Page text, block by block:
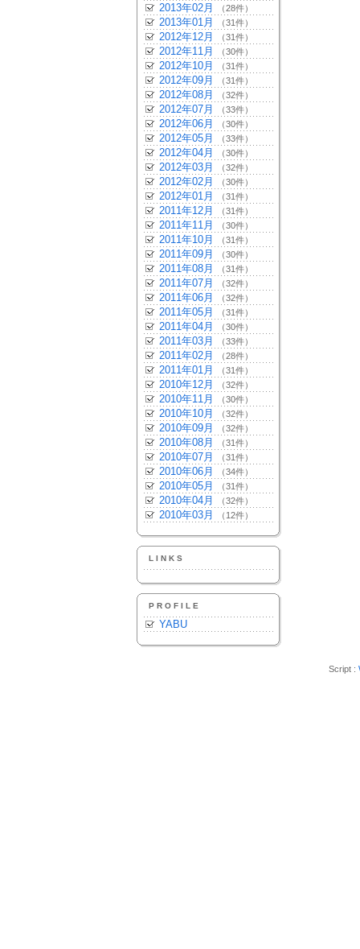
2013年02月 （28件）
2013年01月 （31件）
2012年12月 （31件）
2012年11月 （30件）
2012年10月 （31件）
2012年09月 （31件）
2012年08月 （32件）
2012年07月 （33件）
2012年06月 （30件）
2012年05月 （33件）
2012年04月 （30件）
2012年03月 （32件）
2012年02月 （30件）
2012年01月 （31件）
2011年12月 （31件）
2011年11月 （30件）
2011年10月 （31件）
2011年09月 （30件）
2011年08月 （31件）
2011年07月 （32件）
2011年06月 （32件）
2011年05月 （31件）
2011年04月 （30件）
2011年03月 （33件）
2011年02月 （28件）
2011年01月 （31件）
2010年12月 （32件）
2010年11月 （30件）
2010年10月 （32件）
2010年09月 （32件）
2010年08月 （31件）
2010年07月 （31件）
2010年06月 （34件）
2010年05月 （31件）
2010年04月 （32件）
2010年03月 （12件）
LINKS
PROFILE
YABU
Script :